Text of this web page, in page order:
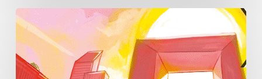
Paris
La
Défense
lance
«